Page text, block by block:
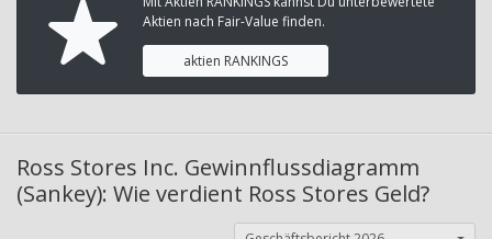
Aktien nach Fair-Value finden.
aktien RANKINGS
Ross Stores Inc. Gewinnflussdiagramm
(Sankey): Wie verdient Ross Stores Geld?